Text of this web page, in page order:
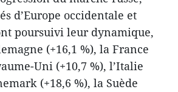
d’Europe occidentale et
poursuivi leur dynamique,
(+16,1 %), la France
Uni (+10,7 %), l’Italie
(+18,6 %), la Suède